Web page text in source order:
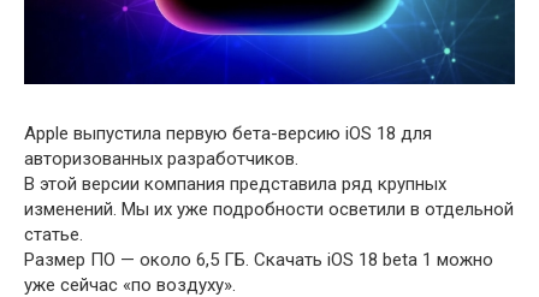
Apple выпустила первую бета-версию iOS 18 для
авторизованных разработчиков.
В этой версии компания представила ряд крупных
изменений. Мы их уже подробности осветили в отдельной
статье.
Размер ПО — около 6,5 ГБ. Скачать iOS 18 beta 1 можно
уже сейчас «по воздуху».